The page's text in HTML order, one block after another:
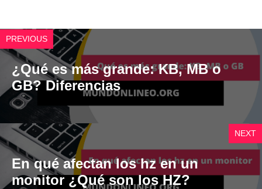
PREVIOUS
¿Qué es más grande: KB, MB o
GB? Diferencias
NEXT
En qué afectan los hz en un
monitor ¿Qué son los HZ?